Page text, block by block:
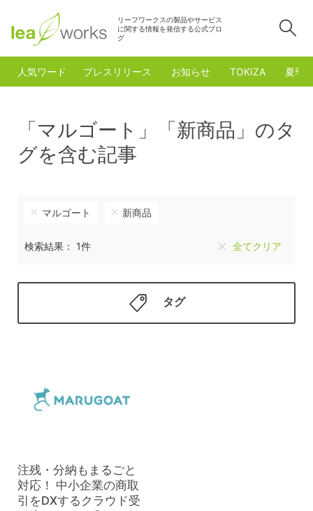
リーフワークスの製品やサービス
に関する情報を発信する公式ブロ
グ
人気ワード プレスリリース お知らせ TOKIZA 夏季
「マルゴート」「新商品」のタ
グを含む記事
マルゴート 新商品
検索結果： 1件 全てクリア
タグ
注残・分納もまるごと
対応！ 中小企業の商取
引をDXするクラウド受